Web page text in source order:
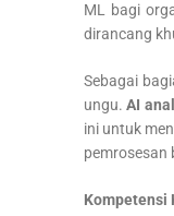
ML bagi
dirancang
Sebagai
ungu.AI
ini untuk
pemrosesan
Kompetensi